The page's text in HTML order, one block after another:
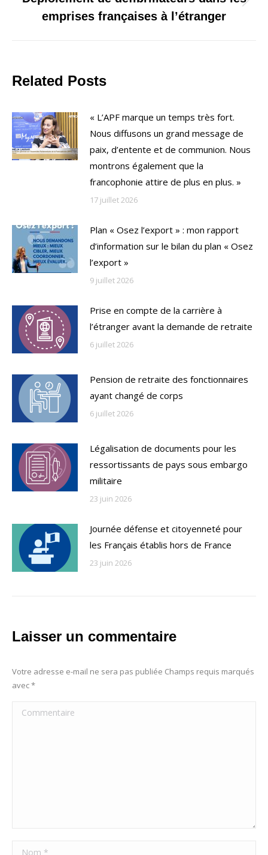
Onglet
suivant
emprises françaises à l’étranger
Related Posts
« L’APF marque un temps très fort.
Nous diffusons un grand message de
paix, d’entente et de communion. Nous
montrons également que la
francophonie attire de plus en plus. »
17 juillet 2026
Plan « Osez l’export » : mon rapport
d’information sur le bilan du plan « Osez
l’export »
9 juillet 2026
Prise en compte de la carrière à
l’étranger avant la demande de retraite
6 juillet 2026
Pension de retraite des fonctionnaires
ayant changé de corps
6 juillet 2026
Légalisation de documents pour les
ressortissants de pays sous embargo
militaire
23 juin 2026
Journée défense et citoyenneté pour
les Français établis hors de France
23 juin 2026
Laisser un commentaire
Votre adresse e-mail ne sera pas publiée Champs requis marqués
avec*
Commentaire
Nom *